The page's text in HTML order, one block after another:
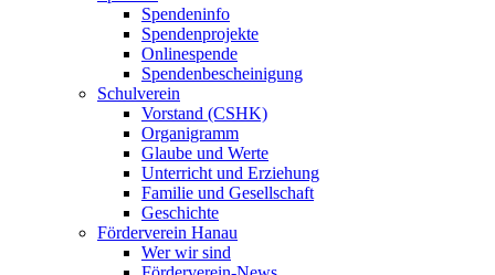
Spendeninfo
Spendenprojekte
Onlinespende
Spendenbescheinigung
Schulverein
Vorstand (CSHK)
Organigramm
Glaube und Werte
Unterricht und Erziehung
Familie und Gesellschaft
Geschichte
Förderverein Hanau
Wer wir sind